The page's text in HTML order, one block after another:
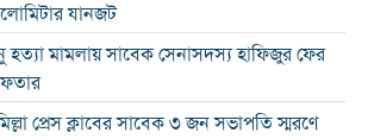
যানজট
হত্যা মামলায় সাবেক সেনাসদস্য হাফিজুর ফের
প্রেস ক্লাবের সাবেক ৩ জন সভাপতি স্মরণে